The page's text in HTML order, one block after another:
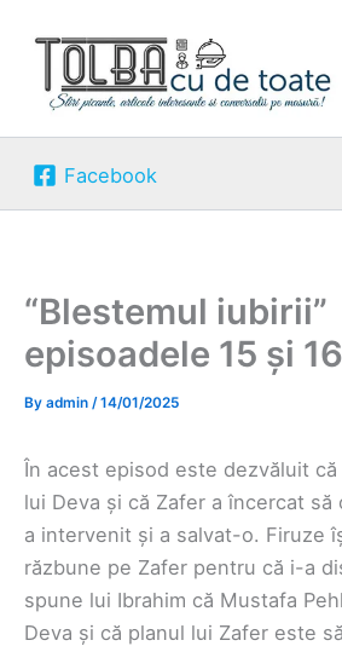
content
Facebook
“Blestemul iubirii”
episoadele 15 și
By admin /14/01/2025
În acest episod este dezvăluit că
lui Deva și că Zafer a încercat să
a intervenit și a salvat-o. Firuze
răzbune pe Zafer pentru că i-a
spune lui Ibrahim că Mustafa
Deva și că planul lui Zafer este